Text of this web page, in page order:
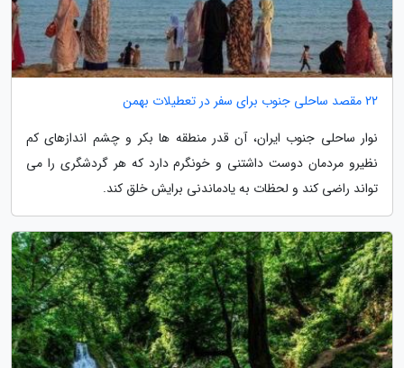
22 مقصد ساحلی جنوب برای سفر در تعطیلات بهمن
نوار ساحلی جنوب ایران، آن قدر منطقه ها بکر و چشم اندازهای کم
نظیرو مردمان دوست داشتنی و خونگرم دارد که هر گردشگری را می
تواند راضی کند و لحظات به یادماندنی برایش خلق کند.